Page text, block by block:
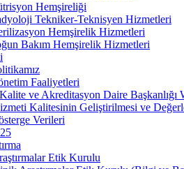
Hemşireliği
Tekniker-Teknisyen Hizmetleri
Hemşirelik Hizmetleri
Bakım Hemşirelik Hizmetleri
Faaliyetleri
ve Akreditasyon Daire Başkanlığı
Kalitesinin Geliştirilmesi ve
Verileri
Etik Kurulu